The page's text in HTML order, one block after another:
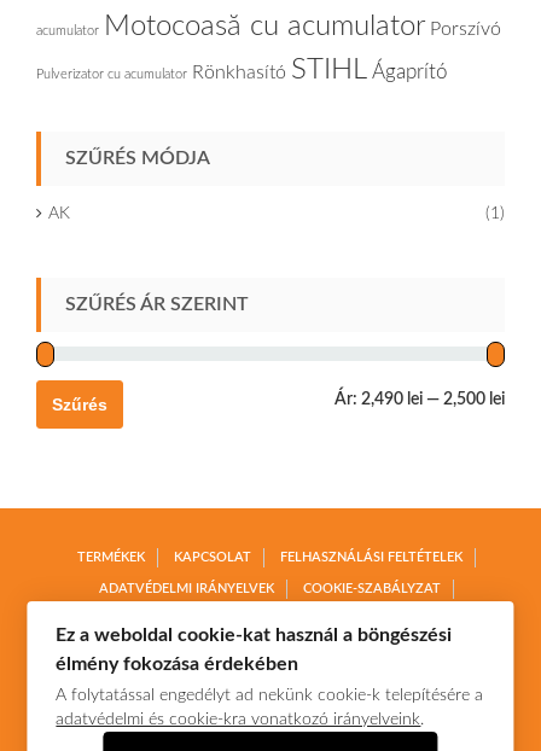
acumulator Motocoasă cu acumulator Porszívó
Pulverizator cu acumulator Rönkhasító STIHL Ágaprító
SZŰRÉS MÓDJA
AK (1)
SZŰRÉS ÁR SZERINT
Szűrés Ár: 2,490 lei — 2,500 lei
TERMÉKEK KAPCSOLAT FELHASZNÁLÁSI FELTÉTELEK
ADATVÉDELMI IRÁNYELVEK COOKIE-SZABÁLYZAT
Ez a weboldal cookie-kat használ a böngészési
élmény fokozása érdekében
A folytatással engedélyt ad nekünk cookie-k telepítésére a
adatvédelmi és cookie-kra vonatkozó irányelveink.